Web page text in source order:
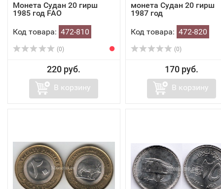
Монета Судан 20 гирш
1985 год FAO
Код товара: 472-810
(0)
220 руб.
В корзину
монета Судан 20 гирш
1987 год
Код товара: 472-820
(0)
170 руб.
В корзину